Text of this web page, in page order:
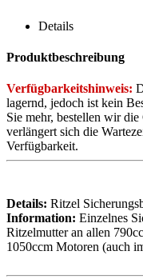
Details
Produktbeschreibung
Verfügbarkeitshinweis:
lagernd, jedoch ist kein
Sie mehr, bestellen wir
verlängert sich die
Verfügbarkeit.
Details: Ritzel
Information: Einzelnes
Ritzelmutter an allen
1050ccm Motoren (auch